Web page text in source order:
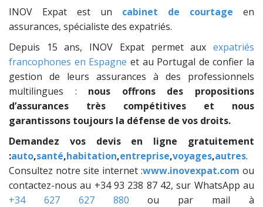
INOV Expat est un cabinet de courtage en
assurances, spécialiste des expatriés.
Depuis 15 ans, INOV Expat permet aux expatriés
francophones en Espagne et au Portugal de confier la
gestion de leurs assurances à des professionnels
multilingues : nous offrons des propositions
d’assurances très compétitives et nous
garantissons toujours la défense de vos droits.
Demandez vos devis en ligne gratuitement
:auto,santé,habitation,entreprise,voyages,autres.
Consultez notre site internet :www.inovexpat.com ou
contactez-nous au +34 93 238 87 42, sur WhatsApp au
+34 627 627 880 ou par mail à